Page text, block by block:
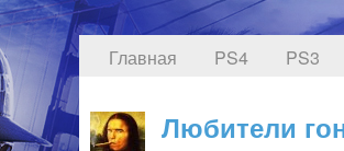
Главная PS4 PS3
Любители